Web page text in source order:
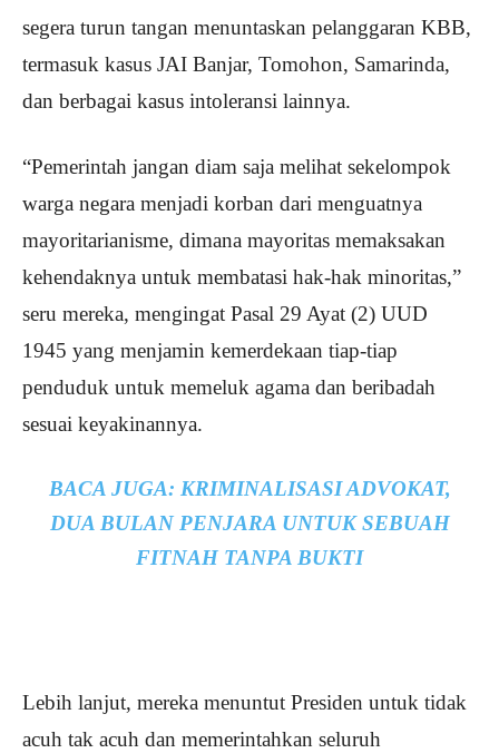
segera turun tangan menuntaskan pelanggaran KBB,
termasuk kasus JAI Banjar, Tomohon, Samarinda,
dan berbagai kasus intoleransi lainnya.
“Pemerintah jangan diam saja melihat sekelompok
warga negara menjadi korban dari menguatnya
mayoritarianisme, dimana mayoritas memaksakan
kehendaknya untuk membatasi hak-hak minoritas,”
seru mereka, mengingat Pasal 29 Ayat (2) UUD
1945 yang menjamin kemerdekaan tiap-tiap
penduduk untuk memeluk agama dan beribadah
sesuai keyakinannya.
BACA JUGA: KRIMINALISASI ADVOKAT,
DUA BULAN PENJARA UNTUK SEBUAH
FITNAH TANPA BUKTI
Lebih lanjut, mereka menuntut Presiden untuk tidak
acuh tak acuh dan memerintahkan seluruh